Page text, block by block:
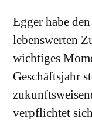
Egger habe
lebenswerten
wichtiges
Geschäftsjahr
verpflichtet